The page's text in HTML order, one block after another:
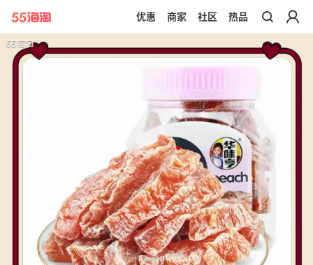
带你去官网买正品
优惠 商家 社区 热品